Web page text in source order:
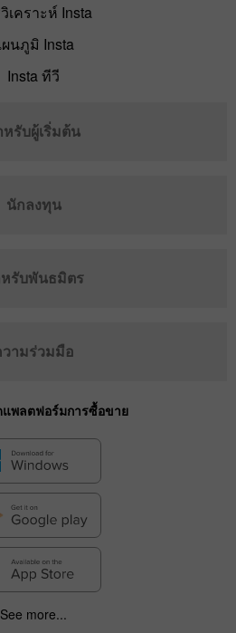
เคราะห์ Insta
นภูมิ Insta
Insta ทีวี
หรับผู้เริ่มต้น
นักลงทุน
รับพันธมิตร
ามร่วมมือ
พลตฟอร์มการซื้อขาย
See more...